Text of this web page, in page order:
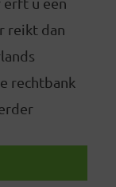
reikt dan
rechtbank